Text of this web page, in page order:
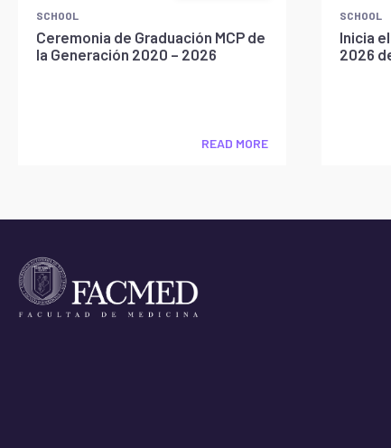
SCHOOL
Ceremonia de Graduación MCP de
la Generación 2020 – 2026
READ MORE
SCHOOL
Inicia
2026